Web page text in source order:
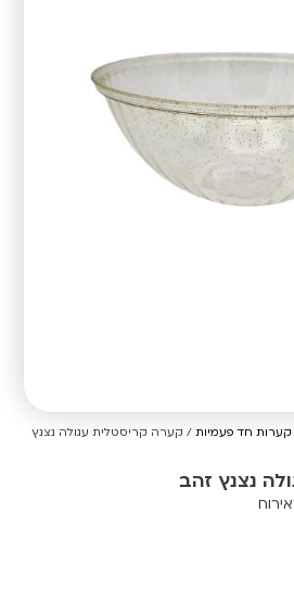
קערות חד פעמיות / קערה קריסטלית עגולה נצנץ
נצנץ זהב